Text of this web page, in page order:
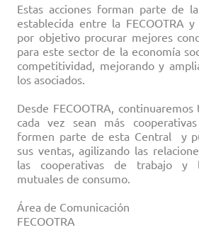
Estas acciones forman parte de
establecida entre la FECOOTRA
por objetivo procurar mejores
para este sector de la economía
competitividad, mejorando y
los asociados.
Desde FECOOTRA,
cada vez sean más
formen parte de esta Central y
sus ventas, agilizando las
las cooperativas de trabajo y
mutuales de consumo.
Área de Comunicación
FECOOTRA